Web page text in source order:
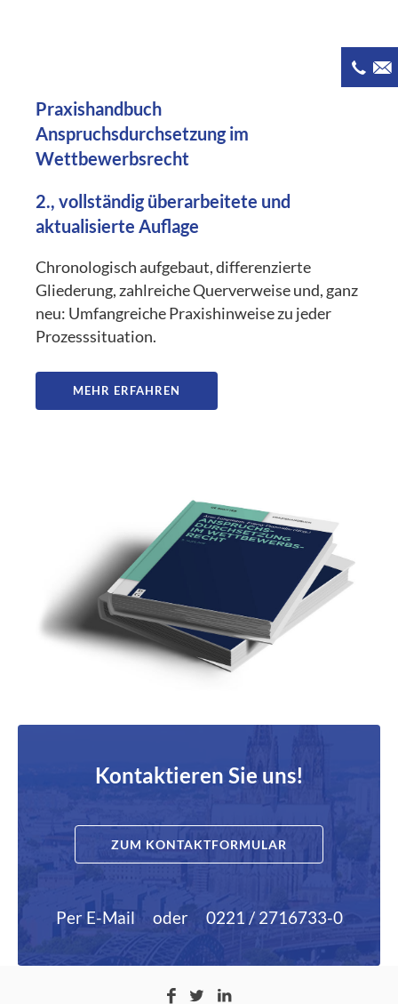
Praxishandbuch
Anspruchsdurchsetzung im
Wettbewerbsrecht
2., vollständig überarbeitete und
aktualisierte Auflage
Chronologisch aufgebaut, differenzierte
Gliederung, zahlreiche Querverweise und, ganz
neu: Umfangreiche Praxishinweise zu jeder
Prozesssituation.
MEHR ERFAHREN
Kontaktieren Sie uns!
ZUM KONTAKTFORMULAR
Per E-Mail oder 0221 / 2716733-0